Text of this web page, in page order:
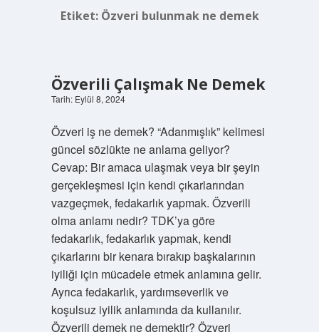
Etiket: Özveri bulunmak ne demek
Özverili Çalışmak Ne Demek
Tarih: Eylül 8, 2024
Özveri iş ne demek? “Adanmışlık” kelimesi
güncel sözlükte ne anlama geliyor?
Cevap: Bir amaca ulaşmak veya bir şeyin
gerçekleşmesi için kendi çıkarlarından
vazgeçmek, fedakarlık yapmak. Özverili
olma anlamı nedir? TDK’ya göre
fedakarlık, fedakarlık yapmak, kendi
çıkarlarını bir kenara bırakıp başkalarının
iyiliği için mücadele etmek anlamına gelir.
Ayrıca fedakarlık, yardımseverlik ve
koşulsuz iyilik anlamında da kullanılır.
Özverili demek ne demektir? Özveri